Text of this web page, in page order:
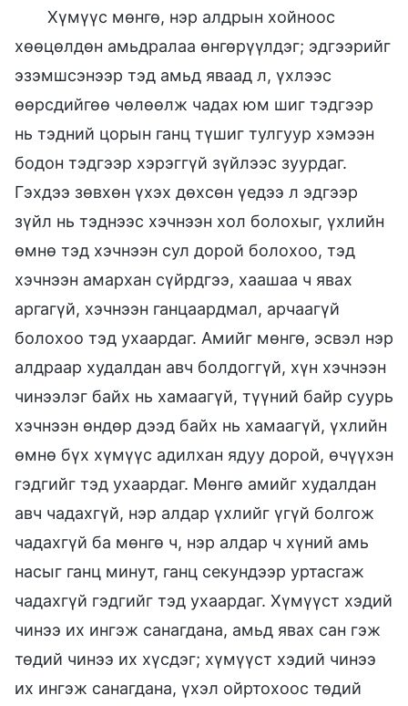
Хүмүүс мөнгө, нэр алдрын хойноос
хөөцөлдөн амьдралаа өнгөрүүлдэг; эдгээрийг
эзэмшсэнээр тэд амьд яваад л, үхлээс
өөрсдийгөө чөлөөлж чадах юм шиг тэдгээр
нь тэдний цорын ганц түшиг тулгуур хэмээн
бодон тэдгээр хэрэггүй зүйлээс зуурдаг.
Гэхдээ зөвхөн үхэх дөхсөн үедээ л эдгээр
зүйл нь тэднээс хэчнээн хол болохыг, үхлийн
өмнө тэд хэчнээн сул дорой болохоо, тэд
хэчнээн амархан сүйрдгээ, хаашаа ч явах
аргагүй, хэчнээн ганцаардмал, арчаагүй
болохоо тэд ухаардаг. Амийг мөнгө, эсвэл нэр
алдраар худалдан авч болдоггүй, хүн хэчнээн
чинээлэг байх нь хамаагүй, түүний байр суурь
хэчнээн өндөр дээд байх нь хамаагүй, үхлийн
өмнө бүх хүмүүс адилхан ядуу дорой, өчүүхэн
гэдгийг тэд ухаардаг. Мөнгө амийг худалдан
авч чадахгүй, нэр алдар үхлийг үгүй болгож
чадахгүй ба мөнгө ч, нэр алдар ч хүний амь
насыг ганц минут, ганц секундээр уртасгаж
чадахгүй гэдгийг тэд ухаардаг. Хүмүүст хэдий
чинээ их ингэж санагдана, амьд явах сан гэж
төдий чинээ их хүсдэг; хүмүүст хэдий чинээ
их ингэж санагдана, үхэл ойртохоос төдий